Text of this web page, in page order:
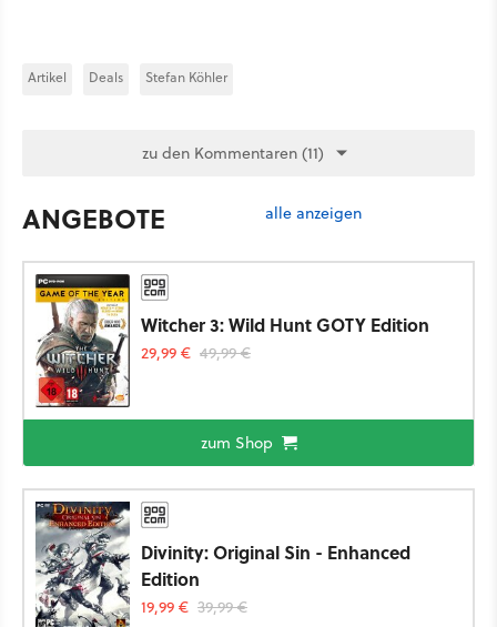
Artikel Deals Stefan Köhler
zu den Kommentaren (11)
ANGEBOTE alle anzeigen
Witcher 3: Wild Hunt GOTY Edition
29,99 € 49,99 €
zum Shop
Divinity: Original Sin - Enhanced
Edition
19,99 € 39,99 €